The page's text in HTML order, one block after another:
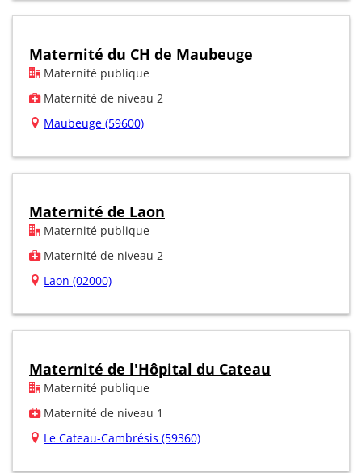
Maternité du CH de Maubeuge
Maternité publique
Maternité de niveau 2
Maubeuge (59600)
Maternité de Laon
Maternité publique
Maternité de niveau 2
Laon (02000)
Maternité de l'Hôpital du Cateau
Maternité publique
Maternité de niveau 1
Le Cateau-Cambrésis (59360)